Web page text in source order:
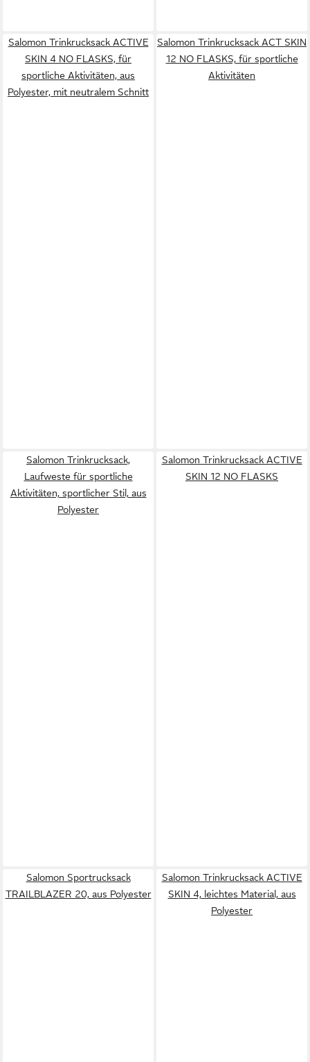
Salomon Trinkrucksack ACTIVE
SKIN 4 NO FLASKS, für
sportliche Aktivitäten, aus
Polyester, mit neutralem Schnitt
Salomon Trinkrucksack ACT SKIN
12 NO FLASKS, für sportliche
Aktivitäten
Salomon Trinkrucksack,
Laufweste für sportliche
Aktivitäten, sportlicher Stil, aus
Polyester
Salomon Trinkrucksack ACTIVE
SKIN 12 NO FLASKS
Salomon Sportrucksack
TRAILBLAZER 20, aus Polyester
Salomon Trinkrucksack ACTIVE
SKIN 4, leichtes Material, aus
Polyester